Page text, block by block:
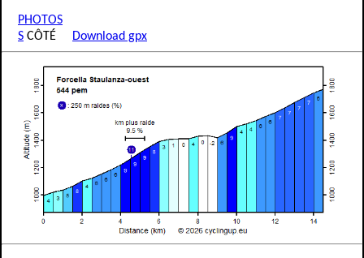
PHOTOS
S CÔTÉ Download gpx